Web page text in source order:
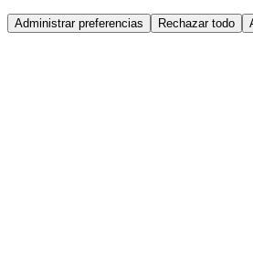
Administrar preferencias Rechazar todo